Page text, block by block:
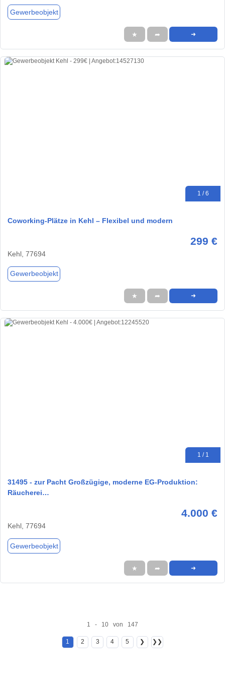
Gewerbeobjekt
★ ➦ ➜
1 / 6
Coworking-Plätze in Kehl – Flexibel und modern
299 €
Kehl, 77694
Gewerbeobjekt
★ ➦ ➜
1 / 1
31495 - zur Pacht Großzügige, moderne EG-Produktion:
Räucherei…
4.000 €
Kehl, 77694
Gewerbeobjekt
★ ➦ ➜
1 - 10 von 147
1 2 3 4 5 ❯ ❯❯